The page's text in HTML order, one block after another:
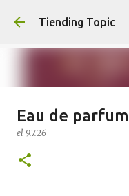
Ir al
Tiending Topic
Maquillaje
210
el
Eau de
el 9.7.26